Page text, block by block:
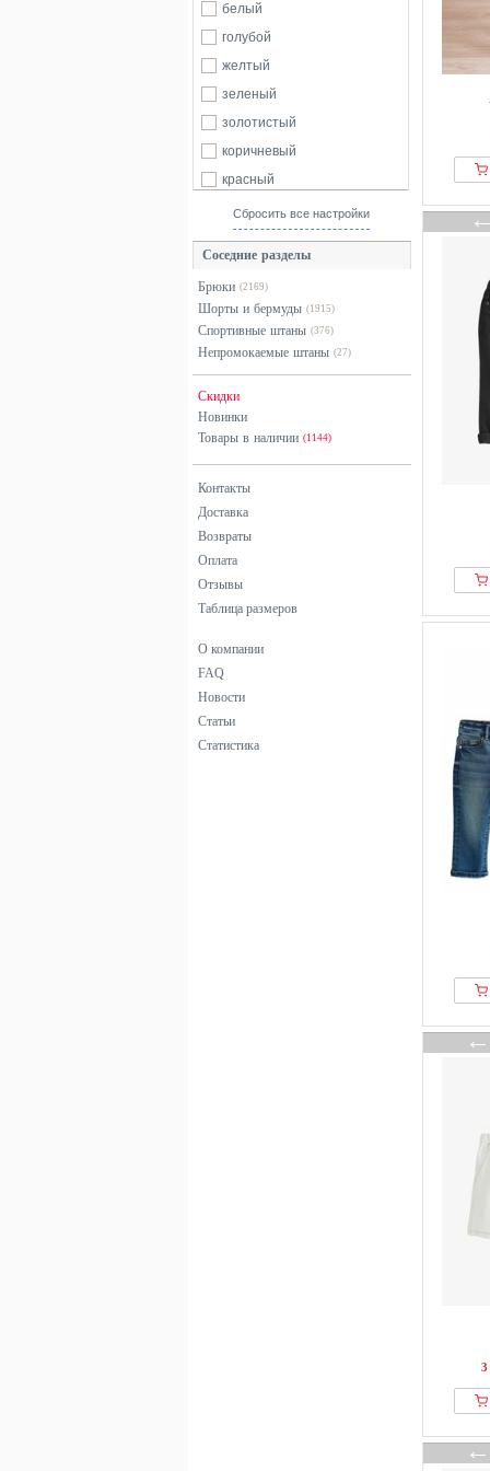
Desigual
Diesel
DSQUARED2
Element
EN FANT
From Germany With Love
G-star Raw
GAP
Garcia
Guess
Hackett London
Indian Blue jeans
Jack & Jones
JJ Rebel
JoJo Maman Bébé
Karl Kani
KOROSHI
Koton
Les Deux
Levis®
Lil Atelier
Marks & Spencer
MARNI
белый
голубой
желтый
зеленый
золотистый
коричневый
красный
разноцветный
серый
синий
черный
Сбросить все настройки
Соседние разделы
Брюки (2169)
Шорты и бермуды (1915)
Спортивные штаны (376)
Непромокаемые штаны (27)
Скидки
Новинки
Товары в наличии (1144)
Контакты
Доставка
Возвраты
Оплата
Отзывы
Таблица размеров
О компании
FAQ
Новости
Статьи
Статистика
3